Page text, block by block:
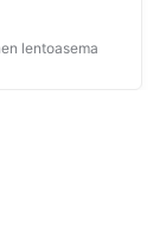
lentoasema